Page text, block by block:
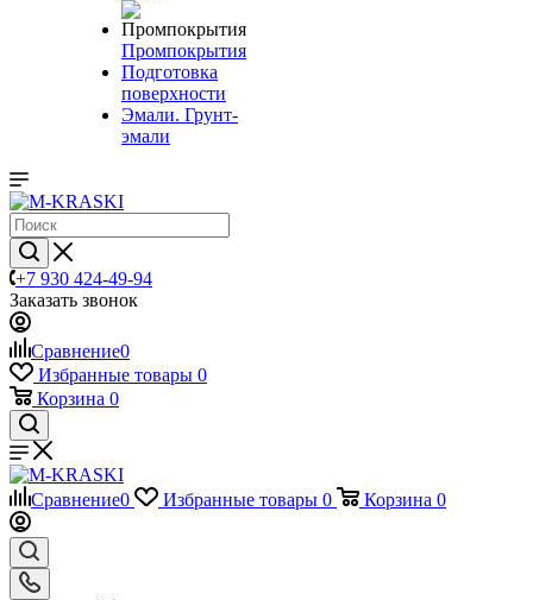
Промпокрытия
Подготовка
поверхности
Эмали. Грунт-
эмали
+7 930 424-49-94
Заказать звонок
Сравнение0
Избранные товары 0
Корзина 0
Сравнение0 Избранные товары 0 Корзина 0